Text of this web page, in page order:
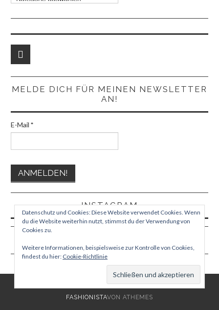
MELDE DICH FÜR MEINEN NEWSLETTER
AN!
E-Mail*
INSTAGRAM
Datenschutz und Cookies: Diese Website verwendet Cookies. Wenn
du die Website weiterhin nutzt, stimmst du der Verwendung von
Cookies zu.
Weitere Informationen, beispielsweise zur Kontrolle von Cookies,
findest du hier: Cookie-Richtlinie
© 2026 TEPHORA. ALLE RECHTE VORBEHALTEN.
FASHIONISTAVON ATHEMES